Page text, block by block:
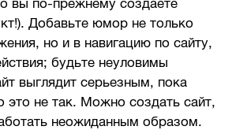
вы по-прежнему создаете
Добавьте юмор не только
но и в навигацию по сайту,
будьте неуловимы
выглядит серьезным, пока
это не так. Можно создать сайт,
неожиданным образом.